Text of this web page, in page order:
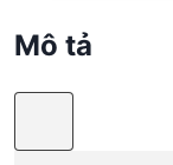
Mô tả